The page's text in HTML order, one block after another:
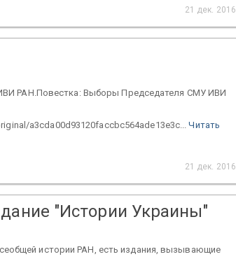
21 дек. 2016
ИВИ РАН.Повестка: Выборы Председателя СМУ ИВИ
a3cda00d93120faccbc564ade13e3c...Читать
21 дек. 2016
"Истории Украины"
истории РАН, есть издания, вызывающие